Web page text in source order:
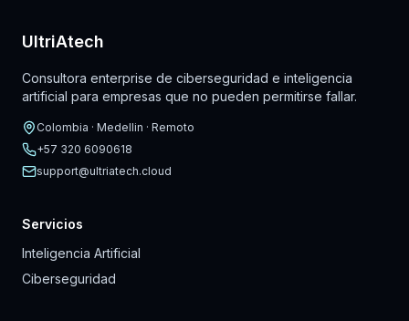
UltriAtech
Consultora enterprise de ciberseguridad e inteligencia
artificial para empresas que no pueden permitirse fallar.
Colombia · Medellin · Remoto
+57 320 6090618
support@ultriatech.cloud
Servicios
Inteligencia Artificial
Ciberseguridad